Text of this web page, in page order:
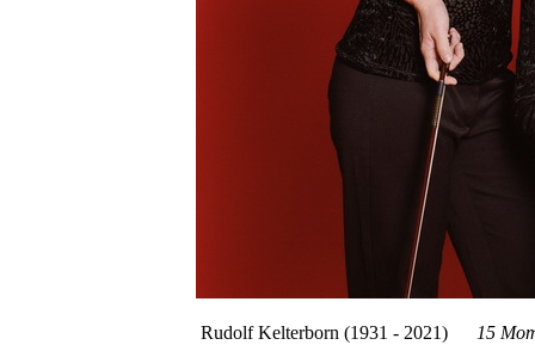
Rudolf Kelterborn (1931 - 2021)
15